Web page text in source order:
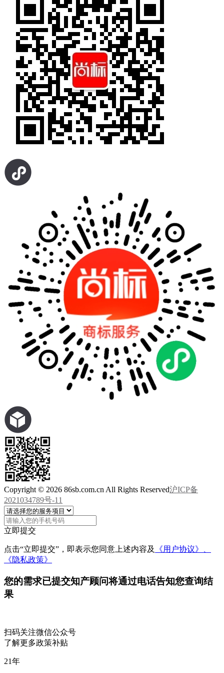
Copyright © 2026 86sb.com.cn All Rights Reserved沪ICP备
2021034789号-11
立即提交
点击“立即提交”，即表示您同意上述内容及
《用户协议》、
《隐私政策》
您的需求已提交知产顾问将通过电话告知您查询结
果
扫码关注微信公众号
了解更多政策补贴
21年